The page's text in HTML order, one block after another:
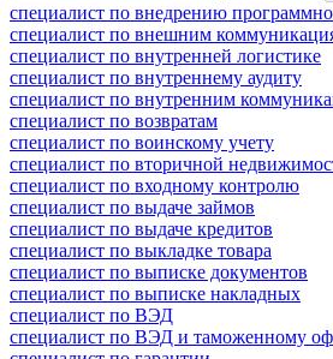
специалист по внедрению
специалист по внешним
специалист по внутренней логистике
специалист по внутреннему аудиту
специалист по внутренним
специалист по возвратам
специалист по воинскому учету
специалист по вторичной
специалист по входному контролю
специалист по выдаче займов
специалист по выдаче кредитов
специалист по выкладке товара
специалист по выписке документов
специалист по выписке накладных
специалист по ВЭД
специалист по ВЭД и таможенному